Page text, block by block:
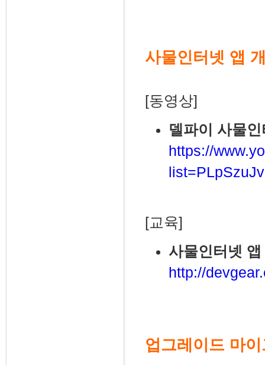
사물인터넷 앱
[동영상]
델파이 사물
https://
[교육]
사물인터넷
http://
업그레이드 마